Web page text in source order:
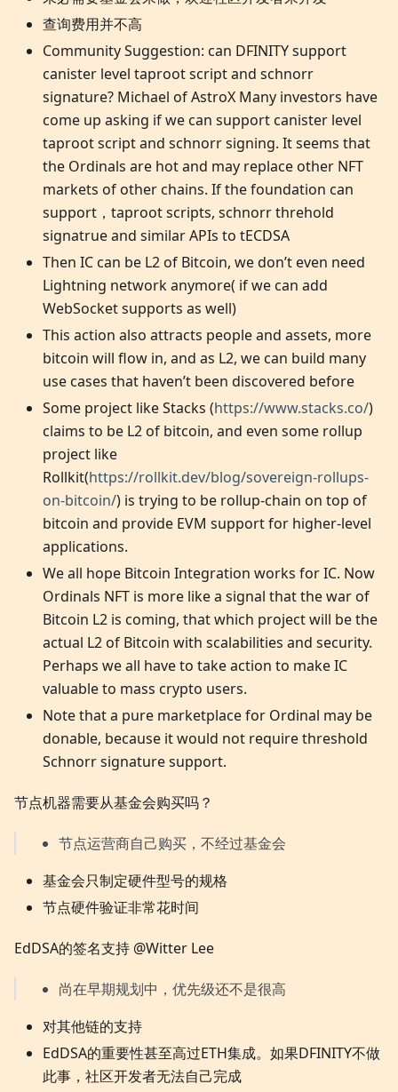
查询费用并不高
Community Suggestion: can DFINITY support
canister level taproot script and schnorr
signature? Michael of AstroX Many investors have
come up asking if we can support canister level
taproot script and schnorr signing. It seems that
the Ordinals are hot and may replace other NFT
markets of other chains. If the foundation can
support，taproot scripts, schnorr threhold
signatrue and similar APIs to tECDSA
Then IC can be L2 of Bitcoin, we don’t even need
Lightning network anymore( if we can add
WebSocket supports as well)
This action also attracts people and assets, more
bitcoin will flow in, and as L2, we can build many
use cases that haven’t been discovered before
Some project like Stacks (https://www.stacks.co/)
claims to be L2 of bitcoin, and even some rollup
project like
Rollkit(https://rollkit.dev/blog/sovereign-rollups-
on-bitcoin/) is trying to be rollup-chain on top of
bitcoin and provide EVM support for higher-level
applications.
We all hope Bitcoin Integration works for IC. Now
Ordinals NFT is more like a signal that the war of
Bitcoin L2 is coming, that which project will be the
actual L2 of Bitcoin with scalabilities and security.
Perhaps we all have to take action to make IC
valuable to mass crypto users.
Note that a pure marketplace for Ordinal may be
donable, because it would not require threshold
Schnorr signature support.
节点机器需要从基金会购买吗？
节点运营商自己购买，不经过基金会
基金会只制定硬件型号的规格
节点硬件验证非常花时间
EdDSA的签名支持 @Witter Lee
尚在早期规划中，优先级还不是很高
对其他链的支持
EdDSA的重要性甚至高过ETH集成。如果DFINITY不做
此事，社区开发者无法自己完成